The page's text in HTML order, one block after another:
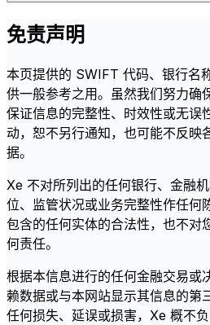
免责声明
本页提供的 SWIFT 代码、银行名
供一般参考之用。虽然我们努力确
保证信息的完整性、时效性或无误
动，恕不另行通知，也可能不反映
据。
Xe 不对所列出的任何银行、金融
位、监管状况或业务完整性作任何
包含的任何实体的合法性，也不对
何责任。
根据本信息进行的任何金融交易或
赖数据或与本网站显示其信息的第
任何损失、延误或损害，Xe 概不负